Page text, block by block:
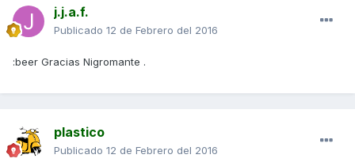
j.j.a.f.
Publicado 12 de Febrero del 2016
:beer Gracias Nigromante .
plastico
Publicado 12 de Febrero del 2016